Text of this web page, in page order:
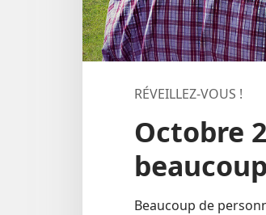
RÉVEILLEZ-VOUS !
Octobre
Beaucoup de